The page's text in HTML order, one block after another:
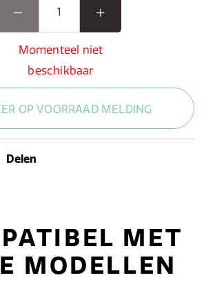
Momenteel niet
beschikbaar
OP VOORRAAD MELDING
Delen
MET
MODELLEN